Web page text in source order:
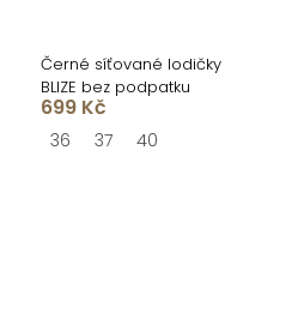
Černé síťované lodičky
BLIZE bez podpatku
699 Kč
36 37 40